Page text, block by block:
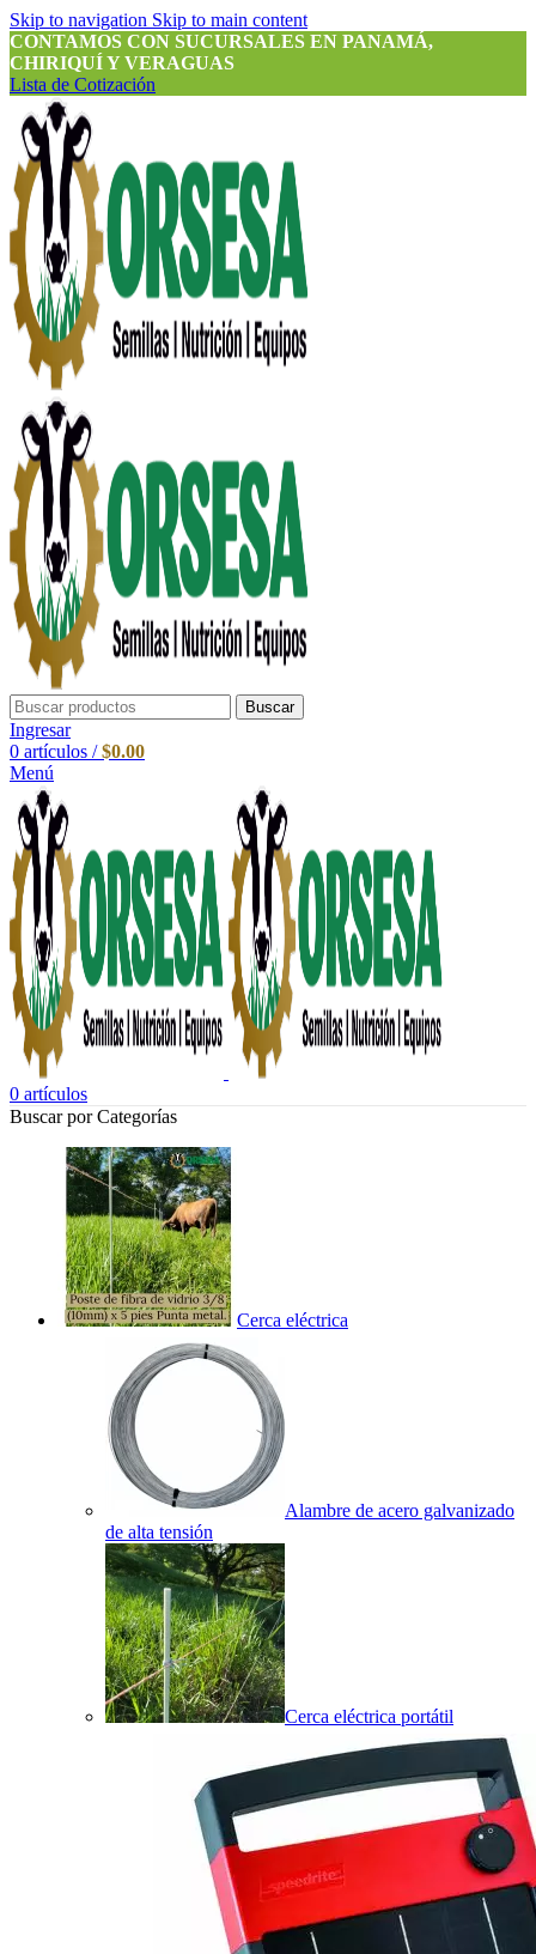
Skip to navigation Skip to main content
CONTAMOS CON SUCURSALES EN PANAMÁ,
CHIRIQUÍ Y VERAGUAS
Lista de Cotización
Buscar
Ingresar
0 artículos / $0.00
Menú
0 artículos
Buscar por Categorías
Cerca eléctrica
Alambre de acero galvanizado
de alta tensión
Cerca eléctrica portátil